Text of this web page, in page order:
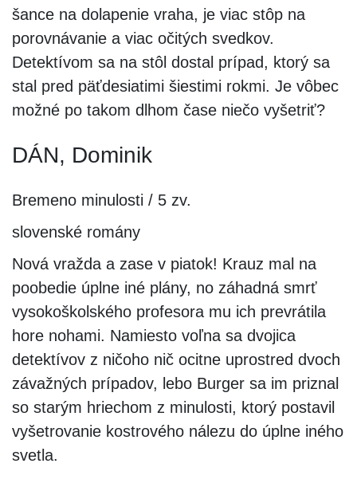
šance na dolapenie vraha, je viac stôp na
porovnávanie a viac očitých svedkov.
Detektívom sa na stôl dostal prípad, ktorý sa
stal pred päťdesiatimi šiestimi rokmi. Je vôbec
možné po takom dlhom čase niečo vyšetriť?
DÁN, Dominik
Bremeno minulosti / 5 zv.
slovenské romány
Nová vražda a zase v piatok! Krauz mal na
poobedie úplne iné plány, no záhadná smrť
vysokoškolského profesora mu ich prevrátila
hore nohami. Namiesto voľna sa dvojica
detektívov z ničoho nič ocitne uprostred dvoch
závažných prípadov, lebo Burger sa im priznal
so starým hriechom z minulosti, ktorý postavil
vyšetrovanie kostrového nálezu do úplne iného
svetla.